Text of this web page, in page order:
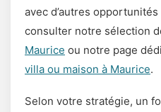
avec d’autres
consulter notre sélection
Maurice ou notre page
villa ou maison à Maurice.
Selon votre stratégie, un